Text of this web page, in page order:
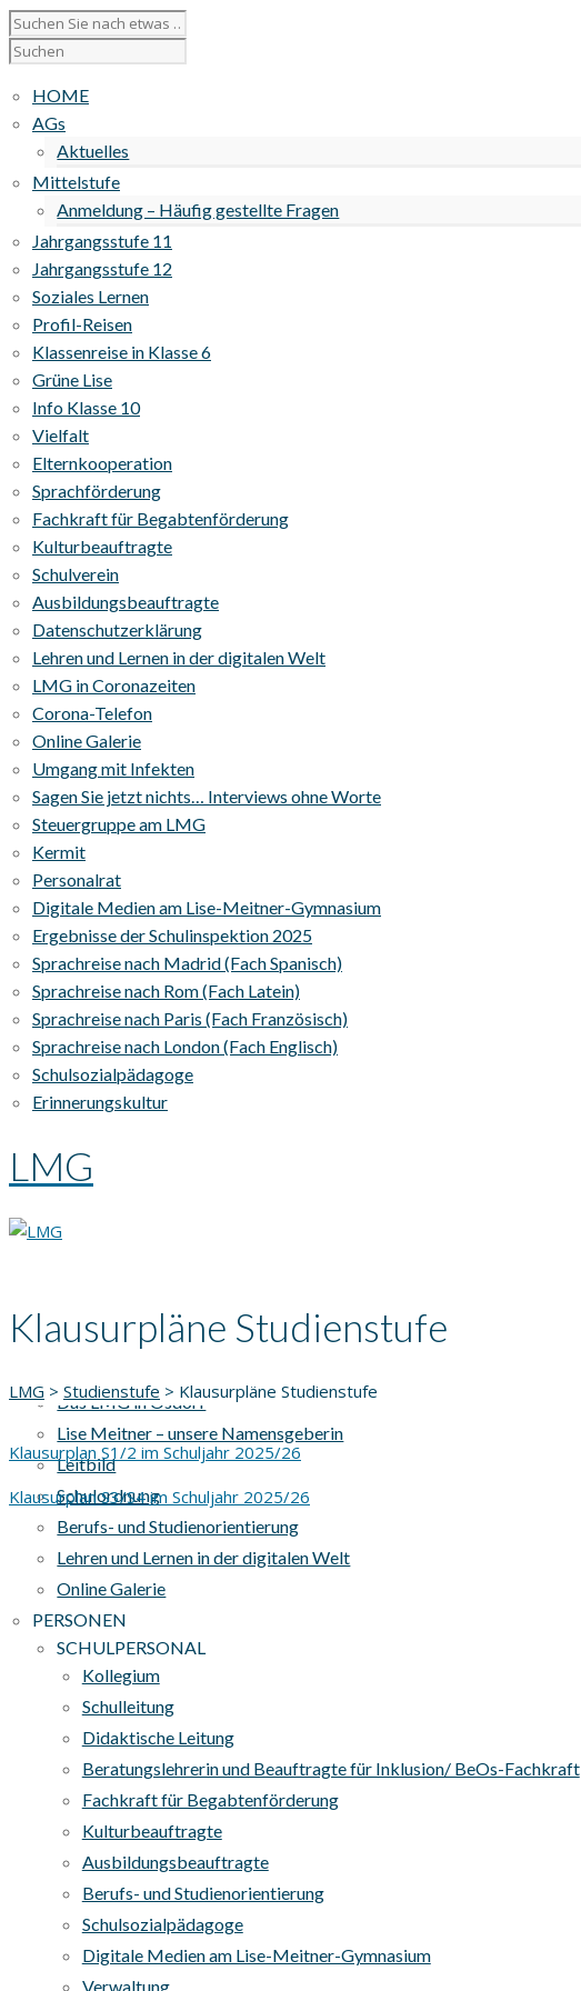
HOME
AGs
Aktuelles
Mittelstufe
Anmeldung – Häufig gestellte Fragen
Jahrgangsstufe 11
Jahrgangsstufe 12
Soziales Lernen
Profil-Reisen
Klassenreise in Klasse 6
Grüne Lise
Info Klasse 10
Vielfalt
Elternkooperation
Sprachförderung
Fachkraft für Begabtenförderung
Kulturbeauftragte
Schulverein
Ausbildungsbeauftragte
Datenschutzerklärung
Lehren und Lernen in der digitalen Welt
LMG in Coronazeiten
Corona-Telefon
Online Galerie
Umgang mit Infekten
Sagen Sie jetzt nichts… Interviews ohne Worte
Steuergruppe am LMG
Kermit
Personalrat
Digitale Medien am Lise-Meitner-Gymnasium
Ergebnisse der Schulinspektion 2025
Sprachreise nach Madrid (Fach Spanisch)
Sprachreise nach Rom (Fach Latein)
Sprachreise nach Paris (Fach Französisch)
Sprachreise nach London (Fach Englisch)
Schulsozialpädagoge
Erinnerungskultur
LMG
AKTUELLES
Das LMG in Osdorf
Lise Meitner – unsere Namensgeberin
Leitbild
Schulordnung
Berufs- und Studienorientierung
Lehren und Lernen in der digitalen Welt
Online Galerie
PERSONEN
SCHULPERSONAL
Kollegium
Schulleitung
Didaktische Leitung
Beratungslehrerin und Beauftragte für Inklusion/ BeOs-Fachkraft
Fachkraft für Begabtenförderung
Kulturbeauftragte
Ausbildungsbeauftragte
Berufs- und Studienorientierung
Schulsozialpädagoge
Digitale Medien am Lise-Meitner-Gymnasium
Verwaltung
Klausurpläne Studienstufe
LMG > Studienstufe > Klausurpläne Studienstufe
Klausurplan S1/2 im Schuljahr 2025/26
Klausurplan S3/S4 im Schuljahr 2025/26